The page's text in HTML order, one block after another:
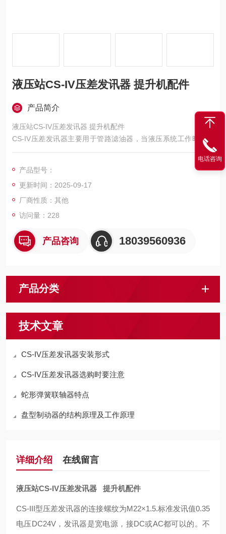
液压站CS-IV压差发讯器 提升机配件
产品简介
液压站CS-IV压差发讯器 提升机配件
CS-IV压差发讯器主要用于管路滤油器，当液压系统工作时，滤
油器中的滤芯因截系统中的污染物使滤芯逐渐堵塞，进出口油的
压力产生压差（即滤芯压力损失）当压差值增大至发讯器调定值
时，发讯器自动发出信号，指示系统操作人员应清洗或更换滤
芯，系统运行。
产品型号：
更新时间：2025-09-17
厂商性质：其他
访问量：228
产品咨询 18039560936
产品分类
技术文章
CS-IV压差发讯器安装形式
CS-IV压差发讯器选购时要注意
蛇形弹簧联轴器特点
盘型制动器的结构原理及工作原理
详细介绍 在线留言
液压站CS-IV压差发讯器 提升机配件
CS-III型压差发讯器的连接螺纹为M22×1.5.标准发讯值0.35
电压DC24V，发讯器是宽电源，接DC或AC都可以的。不
电话咨询